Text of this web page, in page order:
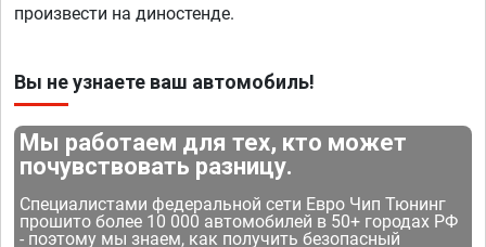
произвести на диностенде.
Вы не узнаете ваш автомобиль!
Мы работаем для тех, кто может
почувствовать разницу.
Специалистами федеральной сети Евро Чип Тюнинг
прошито более 10 000 автомобилей в 50+ городах РФ
- поэтому мы знаем, как получить безопасный